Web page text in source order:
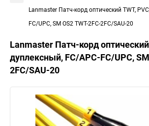
Lanmaster Патч-корд оптический TWT,
FC/UPC, SM OS2 TWT-2FC-2FC/SAU-20
Lanmaster Патч-корд оптический
дуплексный, FC/APC-FC/UPC,
2FC/SAU-20